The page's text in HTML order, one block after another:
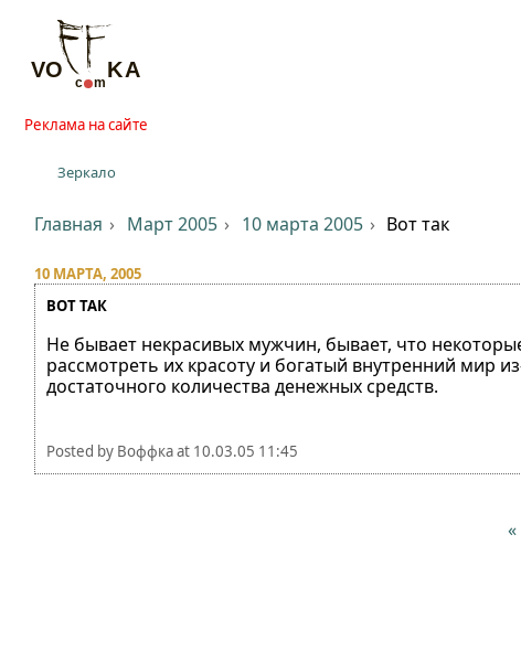
Реклама на сайте
Зеркало
Главная Март 2005 10 марта 2005 Вот так
10 МАРТА, 2005
ВОТ ТАК
Не бывает некрасивых мужчин, бывает, что
рассмотреть их красоту и богатый внутренний мир
достаточного количества денежных средств.
Posted by Воффкаat 10.03.05 11:45